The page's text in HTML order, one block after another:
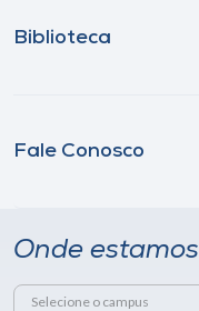
Biblioteca
Fale Conosco
Onde estamos
Selecione o campus